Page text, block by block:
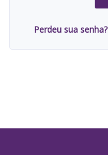
Perdeu sua senha?